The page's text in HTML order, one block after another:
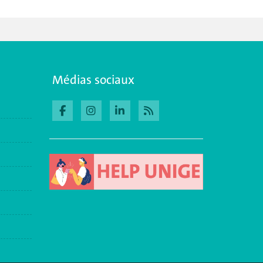
Médias sociaux